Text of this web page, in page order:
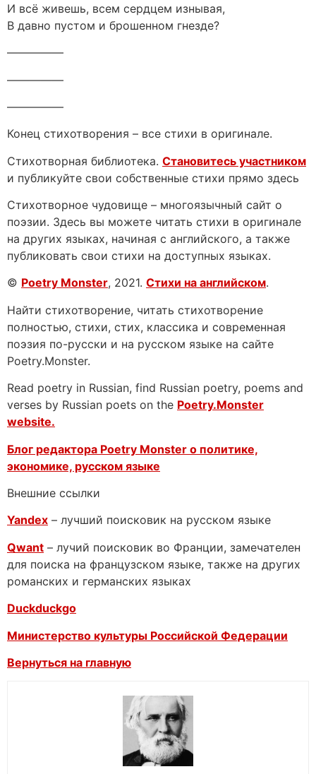
И всё живешь, всем сердцем изнывая,
В давно пустом и брошенном гнезде?
—————
—————
—————
Конец стихотворения – все стихи в оригинале.
Стихотворная библиотека. Становитесь участником
и публикуйте свои собственные стихи прямо здесь
Стихотворное чудовище – многоязычный сайт о
поэзии. Здесь вы можете читать стихи в оригинале
на других языках, начиная с английского, а также
публиковать свои стихи на доступных языках.
© Poetry Monster, 2021. Стихи на английском.
Найти стихотворение, читать стихотворение
полностью, стихи, стих, классика и современная
поэзия по-русски и на русском языке на сайте
Poetry.Monster.
Read poetry in Russian, find Russian poetry, poems and
verses by Russian poets on the Poetry.Monster
website.
Блог редактора Poetry Monster о политике,
экономике, русском языке
Внешние ссылки
Yandex – лучший поисковик на русском языке
Qwant – лучий поисковик во Франции, замечателен
для поиска на французском языке, также на других
романских и германских языках
Duckduckgo
Министерство культуры Российской Федерации
Вернуться на главную